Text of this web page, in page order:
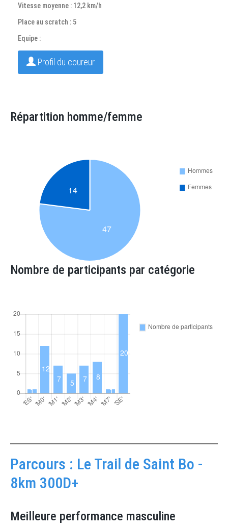
Vitesse moyenne : 12,2 km/h
Place au scratch : 5
Equipe :
Profil du coureur
Répartition homme/femme
Nombre de participants par catégorie
Parcours : Le Trail de Saint Bo -
8km 300D+
Meilleure performance masculine